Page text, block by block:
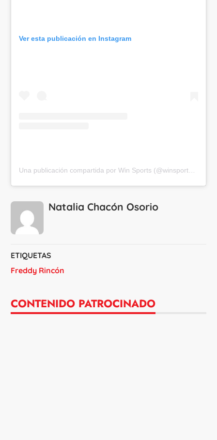
Ver esta publicación en Instagram
Natalia Chacón Osorio
ETIQUETAS
Freddy Rincón
CONTENIDO PATROCINADO